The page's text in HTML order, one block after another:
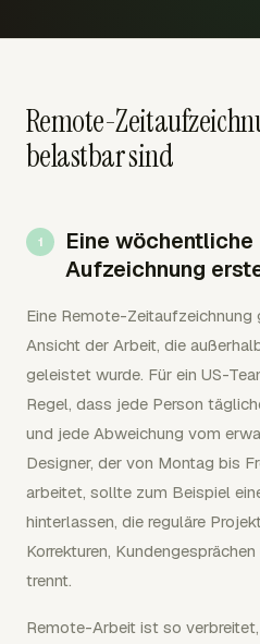
Remote-
belastbar sind
Eine
Aufzeichnung
Eine Remote-
Ansicht der Arbeit, die
geleistet wurde. Für ein US-
Regel, dass jede Person
und jede Abweichung vom
Designer, der von Montag bis
arbeitet, sollte zum Beispiel
hinterlassen, die reguläre
Korrekturen,
trennt.
Remote-Arbeit ist so